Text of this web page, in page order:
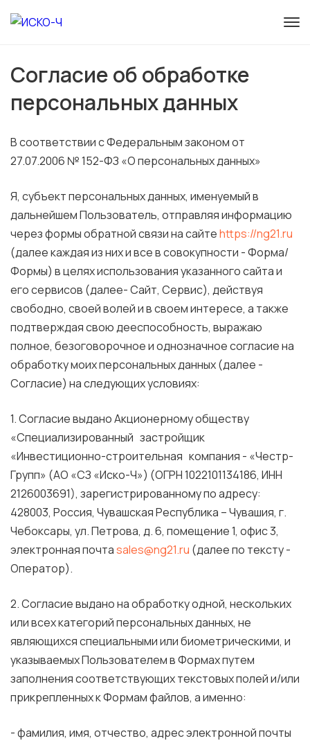
Согласие об обработке
персональных данных
В соответствии с Федеральным законом от
27.07.2006 № 152-ФЗ «О персональных данных»
Я, субъект персональных данных, именуемый в
дальнейшем Пользователь, отправляя информацию
через формы обратной связи на сайтеhttps://ng21.ru
(далее каждая из них и все в совокупности - Форма/
Формы) в целях использования указанного сайта и
его сервисов (далее- Сайт, Сервис), действуя
свободно, своей волей и в своем интересе, а также
подтверждая свою дееспособность, выражаю
полное, безоговорочное и однозначное согласие на
обработку моих персональных данных (далее -
Согласие) на следующих условиях:
1. Согласие выдано Акционерному обществу
«Специализированный застройщик
«Инвестиционно-строительная компания - «Честр-
Групп» (АО «СЗ «Иско-Ч») (ОГРН 1022101134186, ИНН
2126003691), зарегистрированному по адресу:
428003, Россия, Чувашская Республика – Чувашия, г.
Чебоксары, ул. Петрова, д. 6, помещение 1, офис 3,
электронная почтаsales@ng21.ru (далее по тексту -
Оператор).
2. Согласие выдано на обработку одной, нескольких
или всех категорий персональных данных, не
являющихся специальными или биометрическими, и
указываемых Пользователем в Формах путем
заполнения соответствующих текстовых полей и/или
прикрепленных к Формам файлов, а именно:
- фамилия, имя, отчество, адрес электронной почты